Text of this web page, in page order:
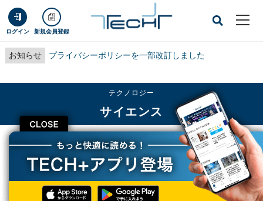
ログイン 新規会員登録
お知らせ プライバシーポリシーを一部改訂しました
CLOSE
テクノロジー
サイエンス
TECH+ テクノロジー
サイエンス
ST、ラボ・オン・チップで鳥インフルエンザH7N9型の検出に成功
ST、ラボ・オン・チップで鳥インフルエンザ